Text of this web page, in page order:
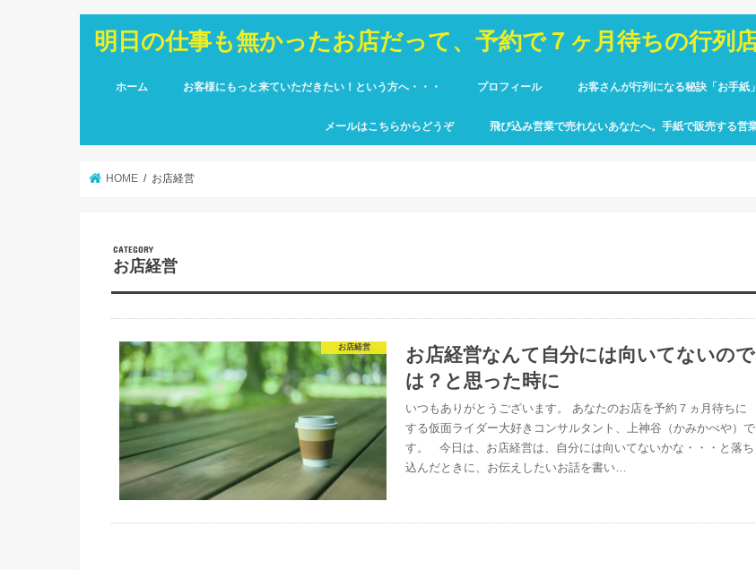
明日の仕事も無かったお店だって、予約で７ヶ月待ちの行列
ホーム お客様にもっと来ていただきたい！という方へ・・・ プロフィール お客さんが行列になる秘訣「お手紙
メールはこちらからどうぞ 飛び込み営業で売れないあなたへ。手紙で販売する営
HOME お店経営
お店経営
お店経営
お店経営なんて自分には向いてないので
は？と思った時に
いつもありがとうございます。 あなたのお店を予約７ヵ月待ちに
する仮面ライダー大好きコンサルタント、上神谷（かみかべや）で
す。 今日は、お店経営は、自分には向いてないかな・・・と落ち
込んだときに、お伝えしたいお話を書い…